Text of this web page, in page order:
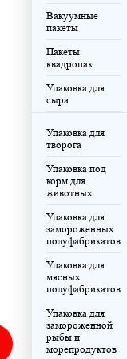
Вакуумные
пакеты
Пакеты
квадропак
Упаковка для
сыра
Упаковка для
творога
Упаковка под
корм для
животных
Упаковка для
замороженных
полуфабрикатов
Упаковка для
мясных
полуфабрикатов
Упаковка для
замороженной
рыбы и
морепродуктов